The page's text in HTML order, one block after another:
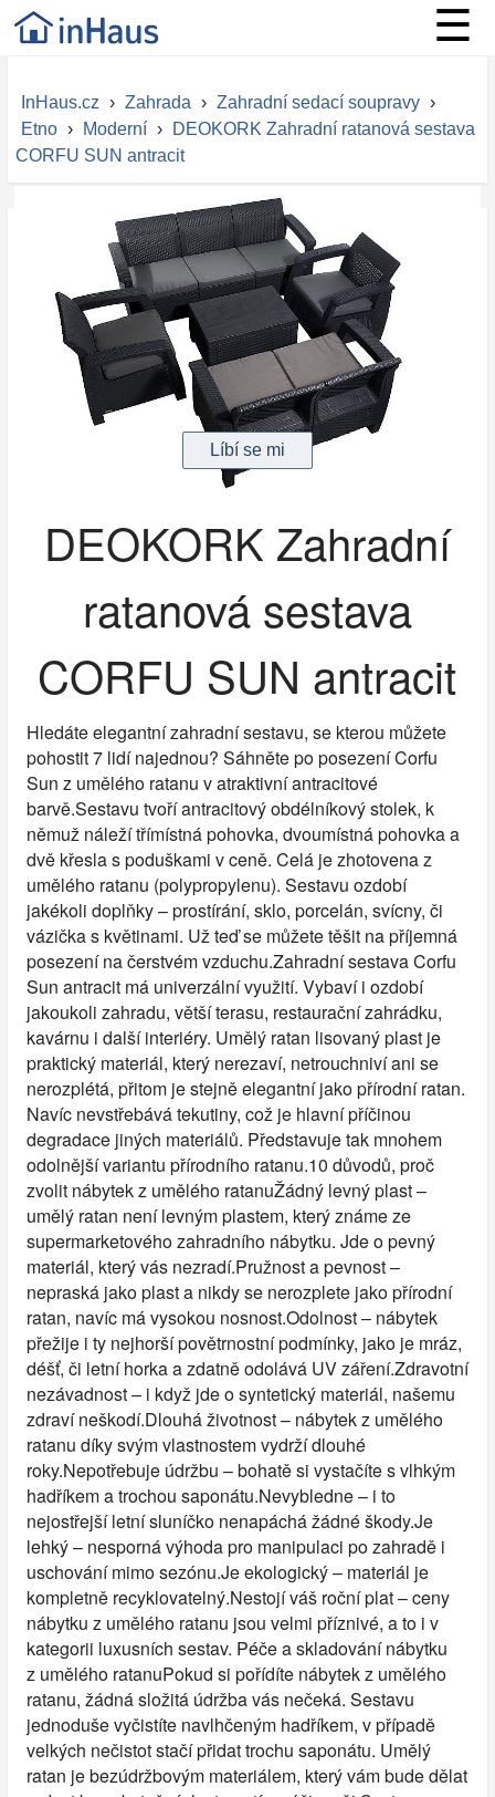
☰
InHaus.cz › Zahrada › Zahradní sedací soupravy ›
Etno › Moderní ›
DEOKORK Zahradní ratanová sestava
CORFU SUN antracit
DEOKORK Zahradní
ratanová sestava
CORFU SUN antracit
Hledáte elegantní zahradní sestavu, se kterou můžete
pohostit 7 lidí najednou? Sáhněte po posezení Corfu
Sun z umělého ratanu v atraktivní antracitové
barvě.Sestavu tvoří antracitový obdélníkový stolek, k
němuž náleží třímístná pohovka, dvoumístná pohovka a
dvě křesla s poduškami v ceně. Celá je zhotovena z
umělého ratanu (polypropylenu). Sestavu ozdobí
jakékoli doplňky – prostírání, sklo, porcelán, svícny, či
vázička s květinami. Už teď se můžete těšit na příjemná
posezení na čerstvém vzduchu.Zahradní sestava Corfu
Sun antracit má univerzální využití. Vybaví i ozdobí
jakoukoli zahradu, větší terasu, restaurační zahrádku,
kavárnu i další interiéry. Umělý ratan lisovaný plast je
praktický materiál, který nerezaví, netrouchniví ani se
nerozplétá, přitom je stejně elegantní jako přírodní ratan.
Navíc nevstřebává tekutiny, což je hlavní příčinou
degradace jiných materiálů. Představuje tak mnohem
odolnější variantu přírodního ratanu.10 důvodů, proč
zvolit nábytek z umělého ratanuŽádný levný plast –
umělý ratan není levným plastem, který známe ze
supermarketového zahradního nábytku. Jde o pevný
materiál, který vás nezradí.Pružnost a pevnost –
nepraská jako plast a nikdy se nerozplete jako přírodní
ratan, navíc má vysokou nosnost.Odolnost – nábytek
přežije i ty nejhorší povětrnostní podmínky, jako je mráz,
déšť, či letní horka a zdatně odolává UV záření.Zdravotní
nezávadnost – i když jde o syntetický materiál, našemu
zdraví neškodí.Dlouhá životnost – nábytek z umělého
ratanu díky svým vlastnostem vydrží dlouhé
roky.Nepotřebuje údržbu – bohatě si vystačíte s vlhkým
hadříkem a trochou saponátu.Nevybledne – i to
nejostřejší letní sluníčko nenapáchá žádné škody.Je
lehký – nesporná výhoda pro manipulaci po zahradě i
uschování mimo sezónu.Je ekologický – materiál je
kompletně recyklovatelný.Nestojí váš roční plat – ceny
nábytku z umělého ratanu jsou velmi příznivé, a to i v
kategorii luxusních sestav. Péče a skladování nábytku
z umělého ratanuPokud si pořídíte nábytek z umělého
ratanu, žádná složitá údržba vás nečeká. Sestavu
jednoduše vyčistíte navlhčeným hadříkem, v případě
velkých nečistot stačí přidat trochu saponátu. Umělý
ratan je bezúdržbovým materiálem, který vám bude dělat